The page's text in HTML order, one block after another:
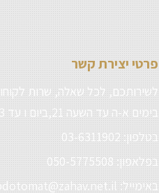
פרטי יצירת קשר
לשירותכם, לכל שאלה, שרות
בימים א-ה עד השעה 21,ביום ו עד 13
בטלפון: 03-6311902
בפלאפון: 050-5775508
באימייל: bdotomat@zahav.net.il